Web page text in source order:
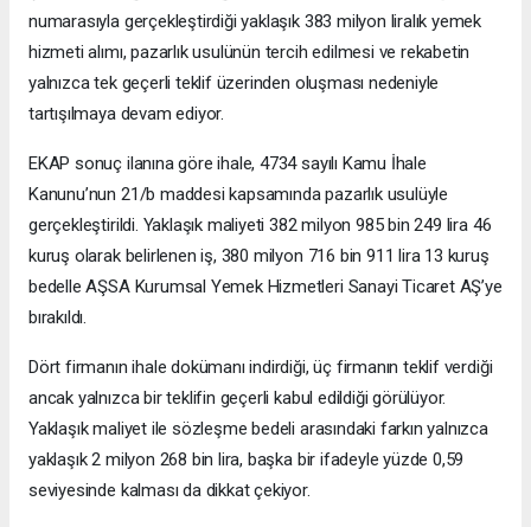
numarasıyla gerçekleştirdiği yaklaşık 383 milyon liralık yemek
hizmeti alımı, pazarlık usulünün tercih edilmesi ve rekabetin
yalnızca tek geçerli teklif üzerinden oluşması nedeniyle
tartışılmaya devam ediyor.
EKAP sonuç ilanına göre ihale, 4734 sayılı Kamu İhale
Kanunu’nun 21/b maddesi kapsamında pazarlık usulüyle
gerçekleştirildi. Yaklaşık maliyeti 382 milyon 985 bin 249 lira 46
kuruş olarak belirlenen iş, 380 milyon 716 bin 911 lira 13 kuruş
bedelle AŞSA Kurumsal Yemek Hizmetleri Sanayi Ticaret AŞ’ye
bırakıldı.
Dört firmanın ihale dokümanı indirdiği, üç firmanın teklif verdiği
ancak yalnızca bir teklifin geçerli kabul edildiği görülüyor.
Yaklaşık maliyet ile sözleşme bedeli arasındaki farkın yalnızca
yaklaşık 2 milyon 268 bin lira, başka bir ifadeyle yüzde 0,59
seviyesinde kalması da dikkat çekiyor.